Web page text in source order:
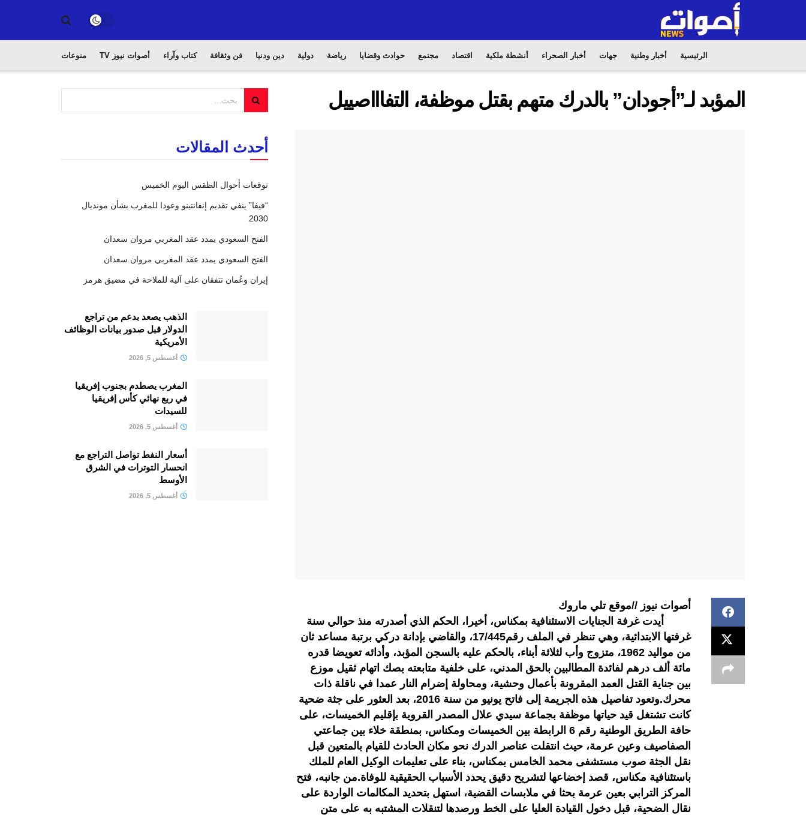
الرئيسية أخبار وطنية جهات أخبار الصحراء أنشطة ملكية اقتصاد مجتمع حوادث وقضايا رياضة دولية دين ودنيا فن وثقافة كتاب وآراء أصوات نيوز TV منوعات
المؤبد لـ”أجودان” بالدرك متهم بقتل موظفة، التفاااصييل
أصوات نيوز //موقع تلي ماروك
أيدت غرفة الجنايات الاستئنافية بمكناس، أخيرا، الحكم الذي أصدرته منذ حوالي سنة
غرفتها الابتدائية، وهي تنظر في الملف رقم17/445، والقاضي بإدانة دركي برتبة مساعد ثان
من مواليد 1962، متزوج وأب لثلاثة أبناء، بالحكم عليه بالسجن المؤبد، وأدائه تعويضا قدره
مائة ألف درهم لفائدة المطالبين بالحق المدني، على خلفية متابعته بصك اتهام ثقيل موزع
بين جناية القتل العمد المقرونة بأعمال وحشية، ومحاولة إضرام النار عمدا في ناقلة ذات
محرك.وتعود تفاصيل هذه الجريمة إلى فاتح يونيو من سنة 2016، بعد العثور على جثة ضحية
كانت تشتغل قيد حياتها موظفة بجماعة سيدي علال المصدر القروية بإقليم الخميسات، على
حافة الطريق الوطنية رقم 6 الرابطة بين الخميسات ومكناس، بمنطقة خلاء بين جماعتي
الصفاصيف وعين عرمة، حيث انتقلت عناصر الدرك نحو مكان الحادث للقيام بالمتعين قبل
نقل الجثة صوب مستشفى محمد الخامس بمكناس، بناء على تعليمات الوكيل العام للملك
باستئنافية مكناس، قصد إخضاعها لتشريح دقيق يحدد الأسباب الحقيقية للوفاة.من جانبه، فتح
المركز الترابي بعين عرمة بحثا في ملابسات القضية، استهل بتحديد المكالمات الواردة على
نقال الضحية، قبل دخول القيادة العليا على الخط ورصدها لتنقلات المشتبه به على متن
أحدث المقالات
توقعات أحوال الطقس اليوم الخميس
“فيفا” ينفي تقديم إنفانتينو وعودا للمغرب بشأن مونديال
2030
الفتح السعودي يمدد عقد المغربي مروان سعدان
الفتح السعودي يمدد عقد المغربي مروان سعدان
إيران وعُمان تتفقان على آلية للملاحة في مضيق هرمز
الذهب يصعد بدعم من تراجع
الدولار قبل صدور بيانات الوظائف
الأمريكية
أغسطس 5, 2026
المغرب يصطدم بجنوب إفريقيا
في ربع نهائي كأس إفريقيا
للسيدات
أغسطس 5, 2026
أسعار النفط تواصل التراجع مع
انحسار التوترات في الشرق
الأوسط
أغسطس 5, 2026